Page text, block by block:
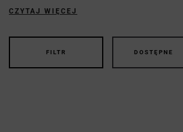
CZYTAJ WIĘCEJ
FILTR